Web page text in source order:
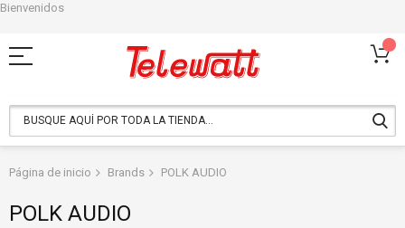
Bienvenidos
al
contenido
Página de inicio Brands POLK AUDIO
POLK AUDIO